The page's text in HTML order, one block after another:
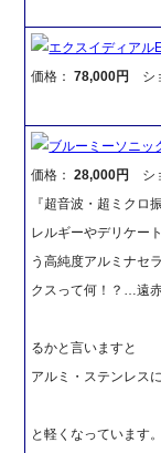
エクスイディア
価格：78,000円 シ
ブルーミーソニッ
価格：28,000円
シ
『超音波・超ミクロ
レルギーやデリケー
う高純度アルミナセ
クスって何！？…遠
なぜ、
るかと
アルミ・ステンレス
その上
と軽くなっています